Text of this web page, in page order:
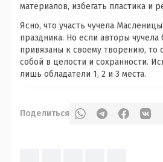
материалов, избегать пластика и
Ясно, что участь чучела
праздника. Но если авторы чучела
привязаны к своему творению, то
собой в целости и сохранности.
лишь обладатели 1, 2 и 3 места.
Поделиться